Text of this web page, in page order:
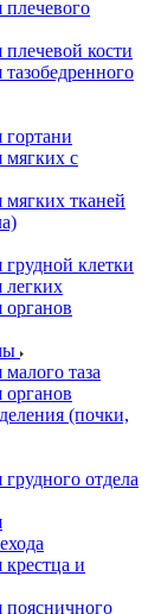
кости
мягких с
тканей
клетки
легких
таза
(почки,
отдела
и
поясничного